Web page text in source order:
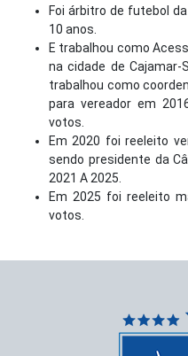
Foi árbitro de futebol
10 anos.
E trabalhou como
na cidade de Cajamar-
trabalhou como
para vereador em
votos.
Em 2020 foi reeleito
sendo presidente da
2021 A 2025.
Em 2025 foi reeleito
votos.